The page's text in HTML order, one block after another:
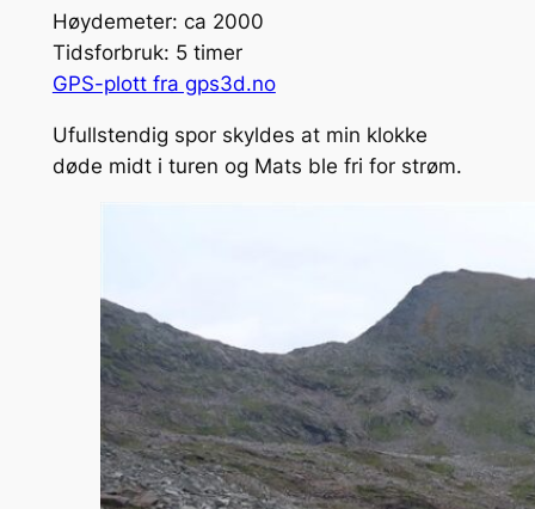
Høydemeter: ca 2000
Tidsforbruk: 5 timer
GPS-plott fra gps3d.no
Ufullstendig spor skyldes at min klokke
døde midt i turen og Mats ble fri for strøm.